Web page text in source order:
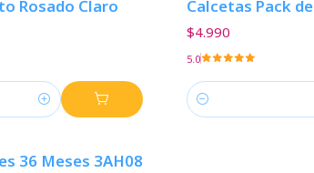
Rosado Claro Calcetas Pack
$4.990
5.0
Cantidad
36 Meses 3AH08